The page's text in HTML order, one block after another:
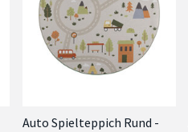
Auto Spielteppich Rund -